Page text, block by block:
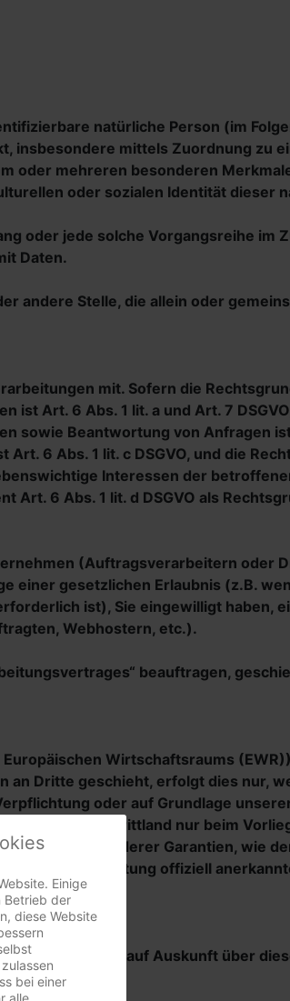
natürliche Person (im
mittels Zuordnung zu
oder mehreren besonderen
oder sozialen Identität dieser
oder jede solche Vorgangsreihe im
Daten.
andere Stelle, die allein oder
mit. Sofern die
ist Art. 6 Abs. 1 lit. a und Art. 7
Beantwortung von Anfragen ist
6 Abs. 1 lit. c DSGVO, und die
Interessen der
6 Abs. 1 lit. d DSGVO als
(Auftragsverarbeitern oder
einer gesetzlichen Erlaubnis (z.B.
ist), Sie eingewilligt haben,
Webhostern, etc.).
beauftragen,
Wirtschaftsraums
Dritte geschieht, erfolgt dies nur,
oder auf Grundlage
in einem Drittland nur beim
besonderer Garantien, wie
oder Beachtung offiziell
werden und auf Auskunft über
Einige
Betrieb der
diese Website
bei einer
alle